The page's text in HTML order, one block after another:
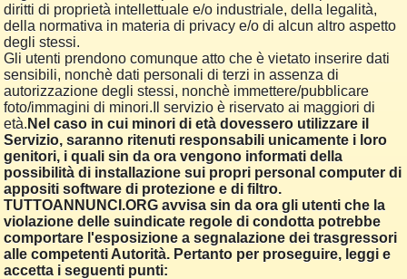
diritti di proprietà intellettuale e/o industriale, della legalità,
della normativa in materia di privacy e/o di alcun altro aspetto
degli stessi.
Gli utenti prendono comunque atto che è vietato inserire dati
sensibili, nonchè dati personali di terzi in assenza di
autorizzazione degli stessi, nonchè immettere/pubblicare
foto/immagini di minori.Il servizio è riservato ai maggiori di
età. Nel caso in cui minori di età dovessero utilizzare il
Servizio, saranno ritenuti responsabili unicamente i loro
genitori, i quali sin da ora vengono informati della
possibilità di installazione sui propri personal computer di
appositi software di protezione e di filtro.
TUTTOANNUNCI.ORG avvisa sin da ora gli utenti che la
violazione delle suindicate regole di condotta potrebbe
comportare l'esposizione a segnalazione dei trasgressori
alle competenti Autorità. Pertanto per proseguire, leggi e
accetta i seguenti punti: